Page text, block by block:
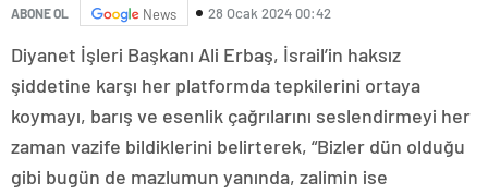
ABONE OL News 28 Ocak 2024 00:42
Diyanet İşleri Başkanı Ali Erbaş, İsrail’in haksız
şiddetine karşı her platformda tepkilerini ortaya
koymayı, barış ve esenlik çağrılarını seslendirmeyi her
zaman vazife bildiklerini belirterek, “Bizler dün olduğu
gibi bugün de mazlumun yanında, zalimin ise